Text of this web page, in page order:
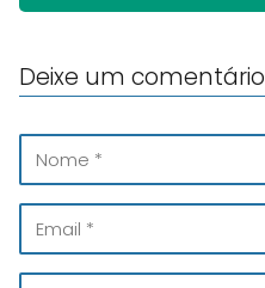
Deixe um comentário